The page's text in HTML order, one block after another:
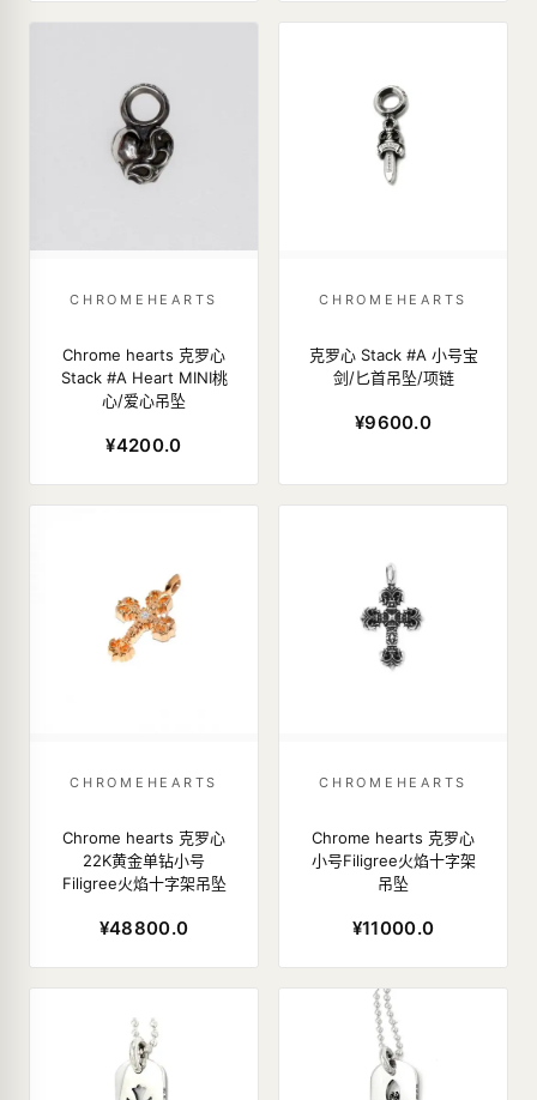
CHROMEHEARTS
Chrome hearts 克罗心
Stack #A Heart MINI桃
心/爱心吊坠
¥4200.0
CHROMEHEARTS
克罗心 Stack #A 小号宝
剑/匕首吊坠/项链
¥9600.0
CHROMEHEARTS
Chrome hearts 克罗心
22K黄金单钻小号
Filigree火焰十字架吊坠
¥48800.0
CHROMEHEARTS
Chrome hearts 克罗心
小号Filigree火焰十字架
吊坠
¥11000.0